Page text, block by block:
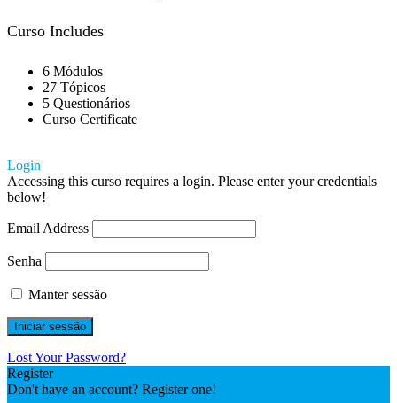
Curso Includes
6 Módulos
27 Tópicos
5 Questionários
Curso Certificate
Login
Accessing this curso requires a login. Please enter your credentials
below!
Email Address
Senha
Manter sessão
Lost Your Password?
Register
Don't have an account? Register one!